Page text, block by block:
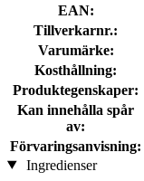
EAN:
Tillverkarnr.:
Varumärke:
Kosthållning:
Produktegenskaper:
Kan innehålla spår
av:
Förvaringsanvisning:
Ingredienser